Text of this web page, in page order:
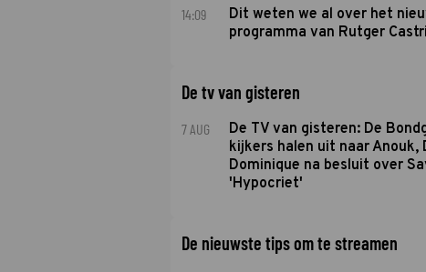
14:09
Dit weten we al over het
programma van Rutger
De tv van gisteren
7 AUG
De TV van gisteren: De
kijkers halen uit naar Anouk,
Dominique na besluit over
'Hypocriet'
De nieuwste tips om te streamen